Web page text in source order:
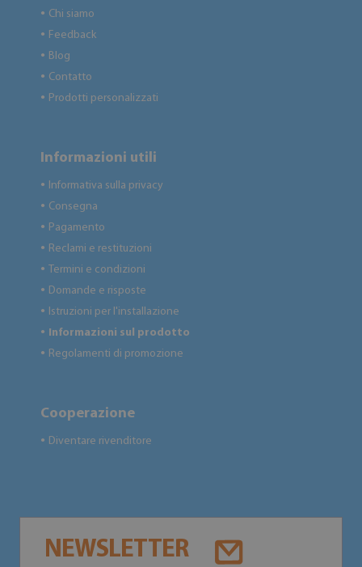
● Chi siamo
● Feedback
● Blog
● Contatto
● Prodotti personalizzati
Informazioni utili
● Informativa sulla privacy
● Consegna
● Pagamento
● Reclami e restituzioni
● Termini e condizioni
● Domande e risposte
● Istruzioni per l'installazione
● Informazioni sul prodotto
● Regolamenti di promozione
Cooperazione
● Diventare rivenditore
NEWSLETTER